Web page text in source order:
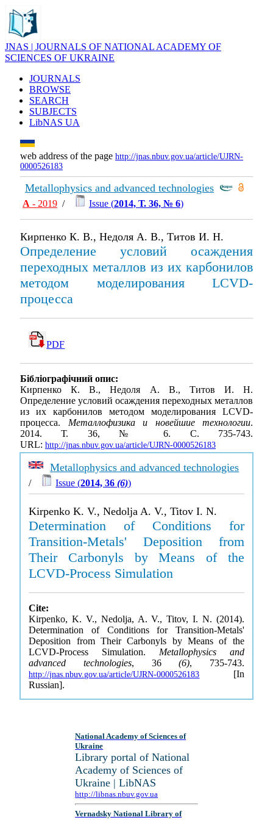
JNAS | JOURNALS OF NATIONAL ACADEMY OF
SCIENCES OF UKRAINE
JOURNALS
BROWSE
SEARCH
SUBJECTS
LibNAS UA
web address of the page http://jnas.nbuv.gov.ua/article/UJRN-
0000526183
Metallophysics and advanced technologies
А - 2019 / Issue (2014, Т. 36, № 6)
Кирпенко К. В., Недоля А. В., Титов И. Н.
Определение условий осаждения
переходных металлов из их карбонилов
методом моделирования LCVD-
процесса
PDF
Бібліографічний опис:
Кирпенко К. В., Недоля А. В., Титов И. Н.
Определение условий осаждения переходных металлов
из их карбонилов методом моделирования LCVD-
процесса. Металлофизика и новейшие технологии.
2014. Т. 36, № 6. С. 735-743.
URL: http://jnas.nbuv.gov.ua/article/UJRN-0000526183
Metallophysics and advanced technologies
/ Issue (2014, 36(6))
Kirpenko K. V., Nedolja A. V., Titov I. N.
Determination of Conditions for
Transition-Metals' Deposition from
Their Carbonyls by Means of the
LCVD-Process Simulation
Cite:
Kirpenko, K. V., Nedolja, A. V., Titov, I. N. (2014).
Determination of Conditions for Transition-Metals'
Deposition from Their Carbonyls by Means of the
LCVD-Process Simulation. Metallophysics and
advanced technologies, 36(6), 735-743.
http://jnas.nbuv.gov.ua/article/UJRN-0000526183 [In
Russian].
National Academy of Sciences of
Ukraine
Library portal of National
Academy of Sciences of
Ukraine | LibNAS
http://libnas.nbuv.gov.ua
Vernadsky National Library of